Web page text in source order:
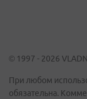
© 1997 - 2026
При любом
обязательна.